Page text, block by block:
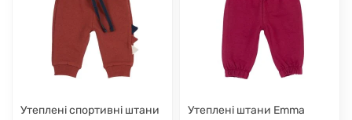
Утеплені спортивні штани
Утеплені штани Emma